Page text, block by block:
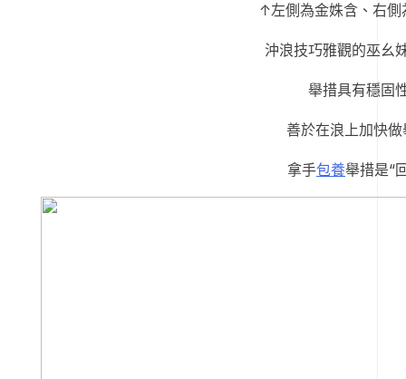
↑左側為金姝含、右側
沖浪技巧雅觀的巫幺
舉措具有穩固
善於在浪上加快做
拿手包養舉措是“